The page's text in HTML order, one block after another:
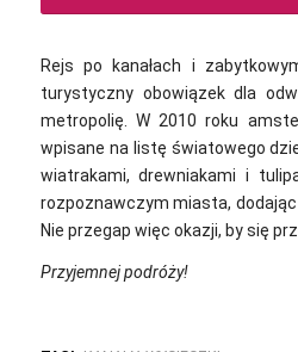
Rejs po kanałach i
turystyczny obowiązek dla
metropolię. W 2010 roku
wpisane na listę światowego
wiatrakami, drewniakami i
rozpoznawczym miasta,
Nie przegap więc okazji, by się
Przyjemnej podróży!